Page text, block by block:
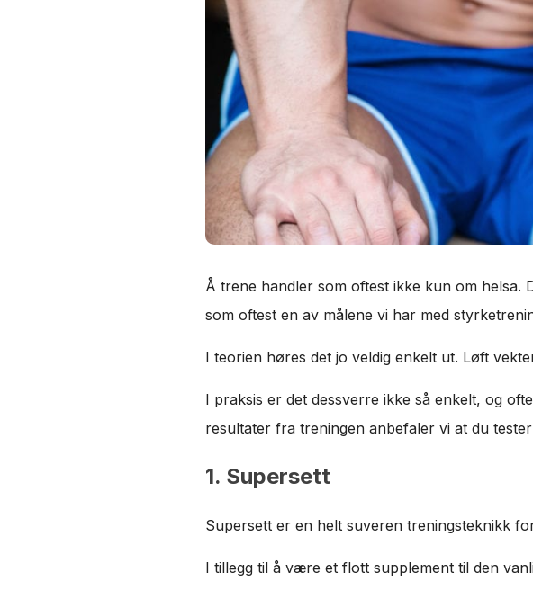
Å trene handler som oftest ikke kun om
som oftest en av målene vi har med
I teorien høres det jo veldig enkelt ut. Løft
I praksis er det dessverre ikke så enkelt, og
resultater fra treningen anbefaler vi at du
1. Supersett
Supersett er en helt suveren treningsteknikk
I tillegg til å være et flott supplement til den